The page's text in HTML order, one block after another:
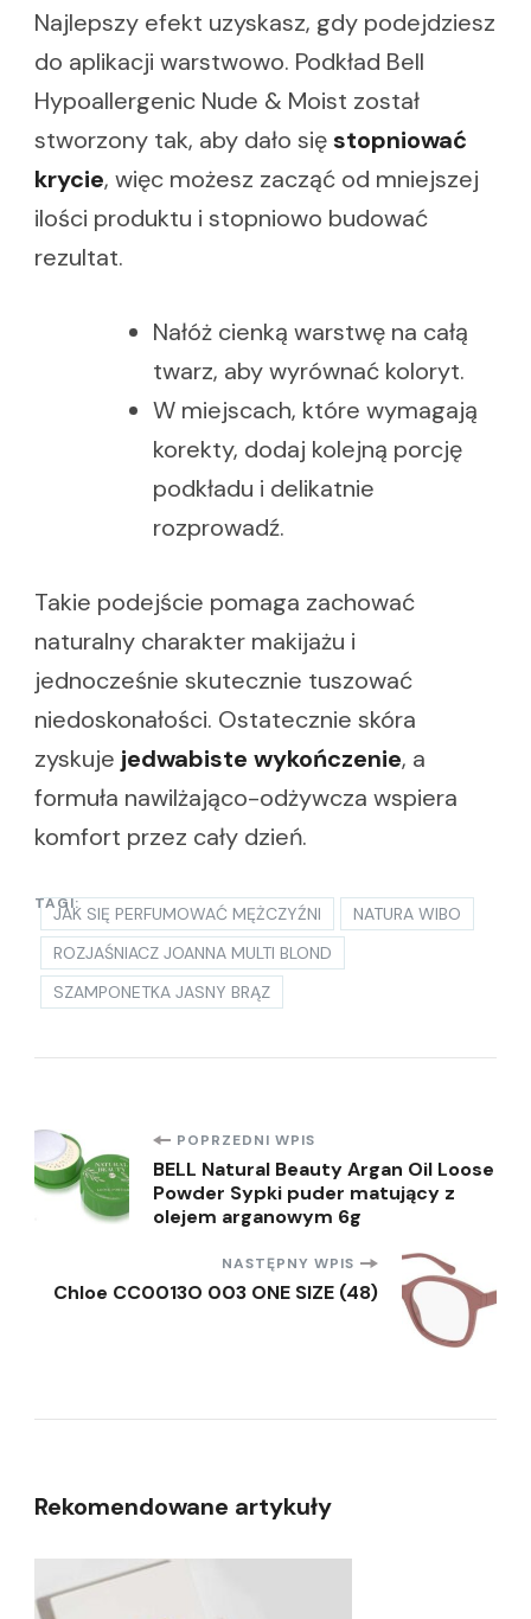
Najlepszy efekt uzyskasz, gdy podejdziesz
do aplikacji warstwowo. Podkład Bell
Hypoallergenic Nude & Moist został
stworzony tak, aby dało się stopniować
krycie, więc możesz zacząć od mniejszej
ilości produktu i stopniowo budować
rezultat.
Nałóż cienką warstwę na całą
twarz, aby wyrównać koloryt.
W miejscach, które wymagają
korekty, dodaj kolejną porcję
podkładu i delikatnie
rozprowadź.
Takie podejście pomaga zachować
naturalny charakter makijażu i
jednocześnie skutecznie tuszować
niedoskonałości. Ostatecznie skóra
zyskuje jedwabiste wykończenie, a
formuła nawilżająco-odżywcza wspiera
komfort przez cały dzień.
TAGI:
JAK SIĘ PERFUMOWAĆ MĘŻCZYŹNI
NATURA WIBO
ROZJAŚNIACZ JOANNA MULTI BLOND
SZAMPONETKA JASNY BRĄZ
Nawigacja
wpisu
POPRZEDNI WPIS
BELL Natural Beauty Argan Oil Loose
Powder Sypki puder matujący z
olejem arganowym 6g
NASTĘPNY WPIS
Chloe CC0013O 003 ONE SIZE (48)
Rekomendowane artykuły